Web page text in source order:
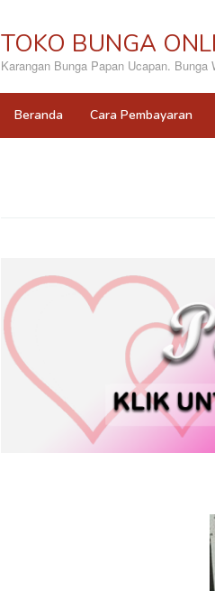
TOKO BUNGA
Karangan Bunga Papan Ucapan.
Beranda Cara Pembayaran